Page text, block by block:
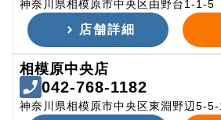
神奈川県相模原市中央区由野台1-1-5
店舗詳細
相模原中央店
042-768-1182
神奈川県相模原市中央区東淵野辺5-